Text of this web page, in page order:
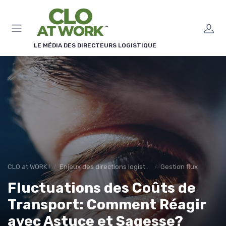
LE MÉDIA DES DIRECTEURS LOGISTIQUE
CLO at WORK ! Enjeux des directions logistiques Gestion flux
Fluctuations des Coûts de
Transport: Comment Réagir
avec Astuce et Sagesse?
Panneau de gestion des cookies